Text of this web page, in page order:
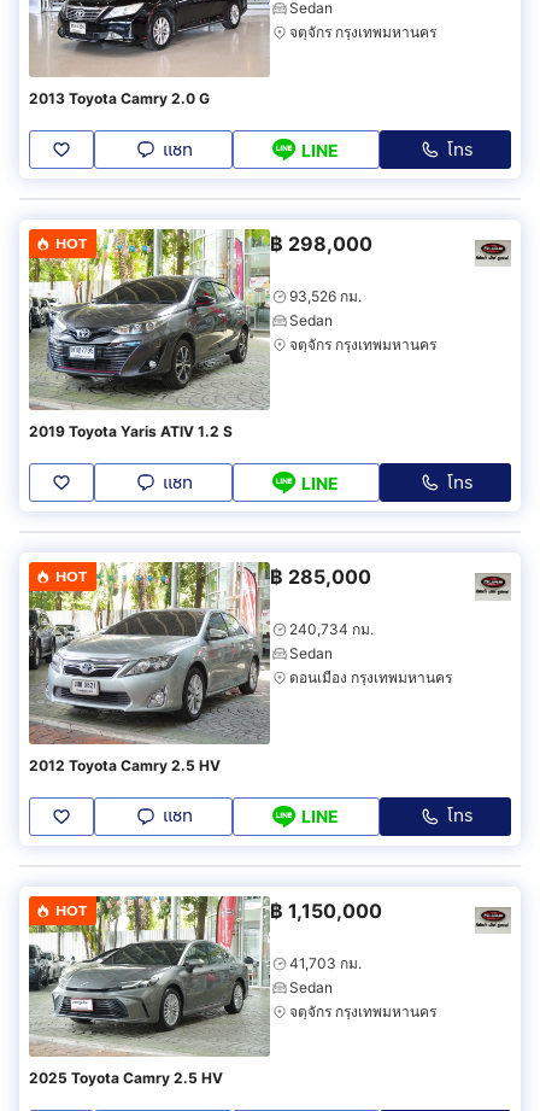
Sedan
จตุจักร กรุงเทพมหานคร
2013 Toyota Camry 2.0 G
แชท LINE โทร
HOT ฿ 298,000
93,526 กม.
Sedan
จตุจักร กรุงเทพมหานคร
2019 Toyota Yaris ATIV 1.2 S
แชท LINE โทร
HOT ฿ 285,000
240,734 กม.
Sedan
ดอนเมือง กรุงเทพมหานคร
2012 Toyota Camry 2.5 HV
แชท LINE โทร
HOT ฿ 1,150,000
41,703 กม.
Sedan
จตุจักร กรุงเทพมหานคร
2025 Toyota Camry 2.5 HV